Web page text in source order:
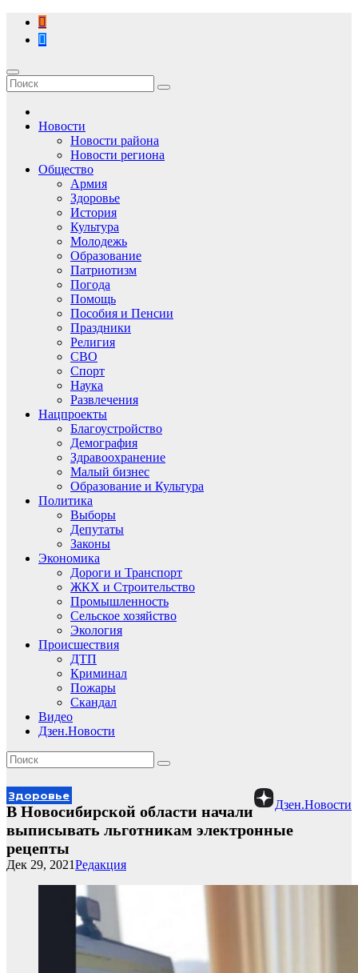
Перейти
содержимому
Новости
Новости района
Новости региона
Общество
Армия
Здоровье
История
Культура
Молодежь
Образование
Патриотизм
Погода
Помощь
Пособия и Пенсии
Праздники
Религия
СВО
Спорт
Наука
Развлечения
Нацпроекты
Благоустройство
Демография
Здравоохранение
Малый бизнес
Образование и Культура
Политика
Выборы
Депутаты
Законы
Экономика
Дороги и Транспорт
ЖКХ и Строительство
Промышленность
Сельское хозяйство
Экология
Происшествия
ДТП
Криминал
Пожары
Скандал
Видео
Дзен.Новости
Дзен.Новости
Здоровье
В Новосибирской области начали
выписывать льготникам электронные
рецепты
Редакция
Дек 29, 2021